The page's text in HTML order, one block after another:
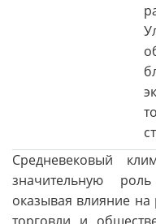
Средневековый
значительную
оказывая влияние на